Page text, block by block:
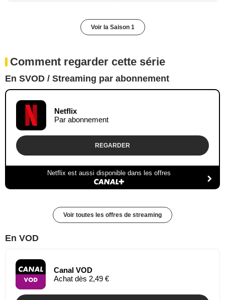
Voir la Saison 1
Comment regarder cette série
En SVOD / Streaming par abonnement
Netflix
Par abonnement
REGARDER
Netflix est aussi disponible dans les offres
Voir toutes les offres de streaming
En VOD
Canal VOD
Achat dès 2,49 €